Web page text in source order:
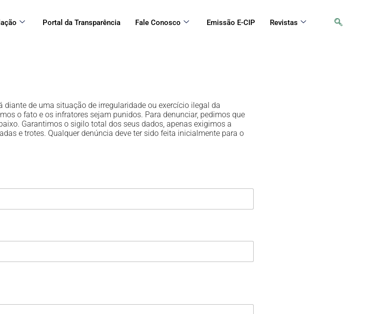
Portal da Transparência Fale Conosco Emissão E-CIP Revistas
diante de uma situação de irregularidade ou exercício ilegal da
o fato e os infratores sejam punidos. Para denunciar, pedimos que
Garantimos o sigilo total dos seus dados, apenas exigimos a
e trotes. Qualquer denúncia deve ter sido feita inicialmente para o